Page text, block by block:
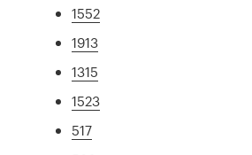
1552
1913
1315
1523
517